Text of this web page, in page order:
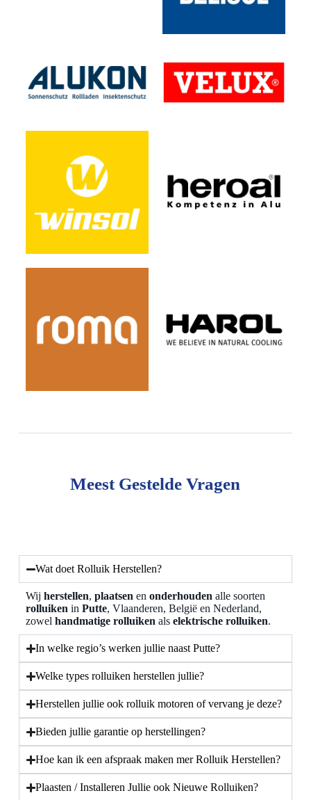
Meest Gestelde Vragen
Wat doet Rolluik Herstellen?
Wij herstellen, plaatsen en onderhouden alle soorten
rolluiken in Putte, Vlaanderen, België en Nederland,
zowel handmatige rolluiken als elektrische rolluiken.
In welke regio’s werken jullie naast Putte?
Welke types rolluiken herstellen jullie?
Herstellen jullie ook rolluik motoren of vervang je deze?
Bieden jullie garantie op herstellingen?
Hoe kan ik een afspraak maken mer Rolluik Herstellen?
Plaasten / Installeren Jullie ook Nieuwe Rolluiken?